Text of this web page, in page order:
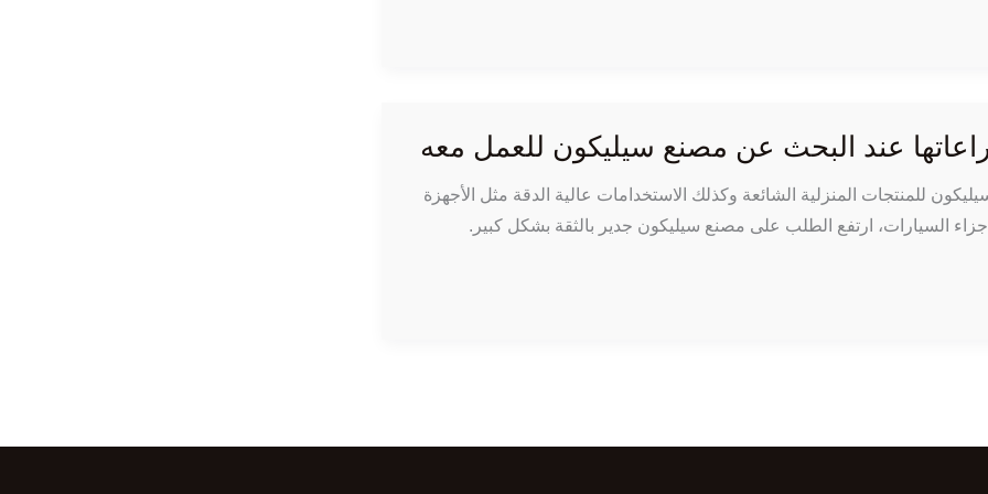
للمنتجات المنزلية الشائعة وكذلك الاستخدامات عالية الدقة مثل الأجهزة
السيارات، ارتفع الطلب على مصنع سيليكون جدير بالثقة بشكل كبير.